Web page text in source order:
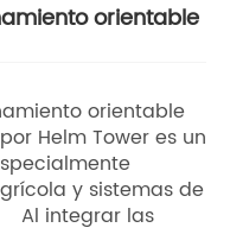
orientable
orientable
Helm Tower es un
y sistemas de
Al integrar las